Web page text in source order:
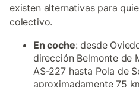
existen alternativas para
colectivo.
En coche: desde
dirección Belmonte de
AS-227 hasta Pola de
aproximadamente 75